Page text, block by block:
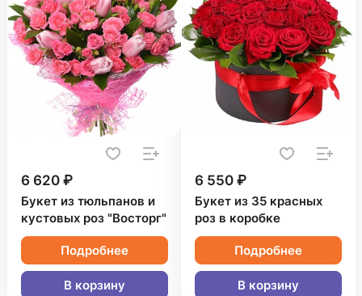
6 620 ₽
Букет из тюльпанов и
кустовых роз "Восторг"
Подробнее
В корзину
6 550 ₽
Букет из 35 красных
роз в коробке
Подробнее
В корзину